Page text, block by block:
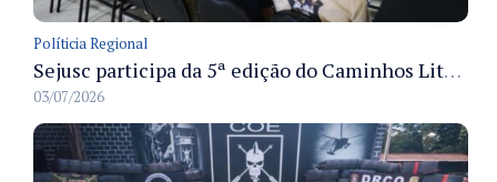
Políticia Regional
Sejusc participa da 5ª edição do Caminhos Literários com foco na cultura hip-hop nas unidades socioeducativas
03/07/2026